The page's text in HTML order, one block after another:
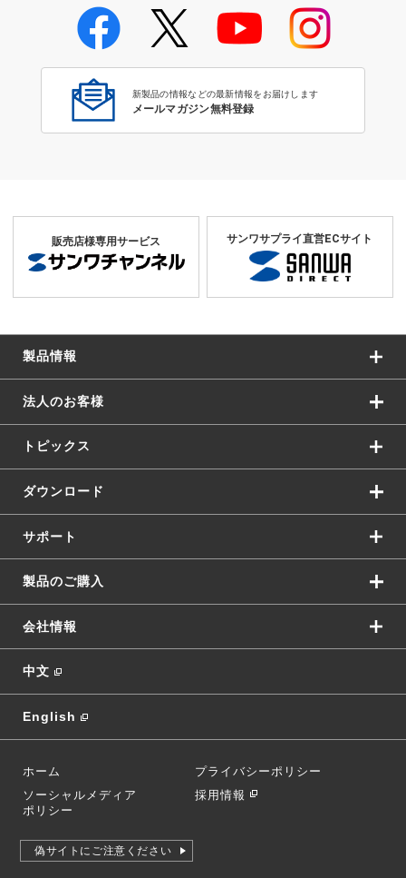
新製品の情報などの最新情報をお届けします
メールマガジン無料登録
販売店様専用サービス サンワサプライ直営ECサイト
製品情報
法人のお客様
トピックス
ダウンロード
サポート
製品のご購入
会社情報
中文
English
ホーム
プライバシーポリシー
ソーシャルメディア
ポリシー
採用情報
偽サイトにご注意ください